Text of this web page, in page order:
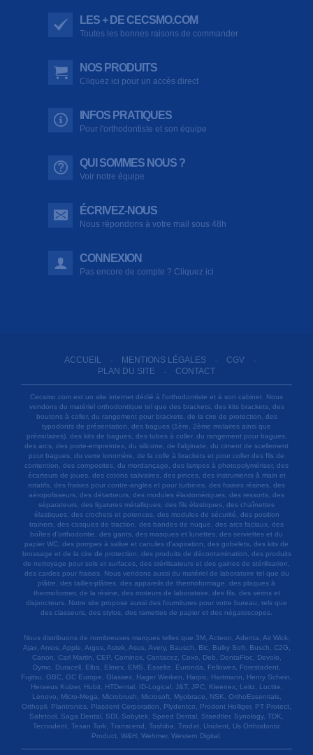
LES + DE CECSMO.COM
Toutes les bonnes raisons de commander
NOS PRODUITS
Cliquez ici pour un accès direct
INFOS PRATIQUES
Pour l'orthodontiste et son équipe
QUI SOMMES NOUS ?
Voir notre équipe
ÉCRIVEZ-NOUS
Nous répondons à votre mail sous 48h
CONNEXION
Pas encore de compte ? Cliquez ici
ACCUEIL - MENTIONS LÉGALES - CGV -
PLAN DU SITE - CONTACT
Cecsmo.com est un site internet dédié à l'orthodontiste et à son cabinet. Nous
vendons du matériel orthodontique tel que des brackets, des kits brackets, des
boutons à coller, du rangement pour brackets, de la cire de protection, des
typodonts de présentation, des bagues (1ère, 2ème molaires ainsi que
prémolaires), des kits de bagues, des tubes à coller, du rangement pour bagues,
des arcs, des porte-empreintes, du silicone, de l'alginate, du ciment de scellement
pour bagues, du verre ionomère, de la colle à brackets et pour coller des fils de
contention, des composites, du mordançage, des lampes à photopolymériser, des
écarteurs de joues, des cotons salivaires, des pinces, des instruments à main et
rotatifs, des fraises pour contre-angles et pour turbines, des fraises résines, des
aéropolisseurs, des détartreurs, des modules élastomériques, des ressorts, des
séparateurs, des ligatures métalliques, des fils élastiques, des chaînettes
élastiques, des crochets et potences, des modules de sécurité, des position
trainers, des casques de traction, des bandes de nuque, des arcs faciaux, des
boîtes d'orthodontie, des gants, des masques et lunettes, des serviettes et du
papier WC, des pompes à salive et canules d'aspiration, des gobelets, des kits de
brossage et de la cire de protection, des produits de décontamination, des produits
de nettoyage pour sols et surfaces, des stérilisateurs et des gaines de stérilisation,
des cardes pour fraises. Nous vendons aussi du matériel de laboratoire tel que du
plâtre, des tailles-plâtres, des appareils de thermoformage, des plaques à
thermoformer, de la résine, des moteurs de laboratoire, des fils, des vérins et
disjoncteurs. Notre site propose aussi des fournitures pour votre bureau, tels que
des classeurs, des stylos, des ramettes de papier et des négatoscopes.
Nous distribuons de nombreuses marques telles que 3M, Acteon, Adenta, Air Wick,
Ajax, Anios, Apple, Argos, Astek, Asus, Avery, Bausch, Bic, Bulky Soft, Busch, C2G,
Canon, Carl Martin, CEP, Cominox, Contacez, Coxo, Deb, DentaFloc, Devolo,
Dymo, Duracell, Elba, Elmex, EMS, Esselte, Euronda, Fellowes, Forestadent,
Fujitsu, GBC, GC Europe, Glassex, Hager Werken, Harpic, Hartmann, Henry Schein,
Heraeus Kulzer, Hubit, HTDental, ID-Logical, J&T, JPC, Kleenex, Leitz, Loctite,
Lenovo, Micro-Mega, Microbrush, Microsoft, Myobrace, NSK, OrthoEssentials,
Orthopli, Plantronics, Plasdent Corporation, Plydentco, Prodont Holliger, PT Protect,
Safetool, Saga Dental, SDI, Sobytek, Speed Dental, Staedtler, Synology, TDK,
Tecnodent, Tesan Tork, Transcend, Toshiba, Trodat, Unident, Us Orthodontic
Product, W&H, Wehmer, Western Digital.